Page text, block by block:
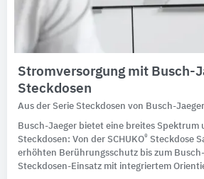
Stromversorgung mit Busch-
Steckdosen
Aus der Serie Steckdosen von Busch-Jaeger
Busch-Jaeger bietet eine breites
Steckdosen: Von der SCHUKO® Steckdose
erhöhten Berührungsschutz bis zum
Steckdosen-Einsatz mit integriertem